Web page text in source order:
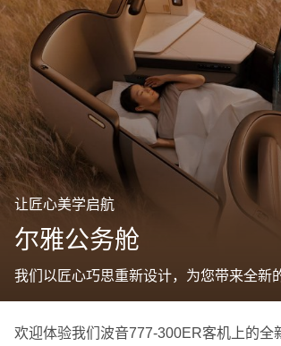
让匠心美学启航
尔雅公务舱
我们以匠心巧思重新设计，为您带来全新
欢迎体验我们波音777-300ER客机上的全